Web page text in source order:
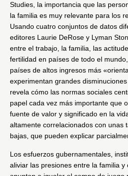
Studies, la importancia que las
la familia es muy relevante para los
Usando cuatro conjuntos de datos
editores Laurie DeRose y Lyman
entre el trabajo, la familia, las
fertilidad en países de todo el
países de altos ingresos más
experimentan grandes
revela cómo las normas sociales
papel cada vez más importante que
fuente de valor y significado en la
altamente correlacionados con unas
bajas, que pueden explicar
Los esfuerzos gubernamentales,
aliviar las presiones entre la familia y